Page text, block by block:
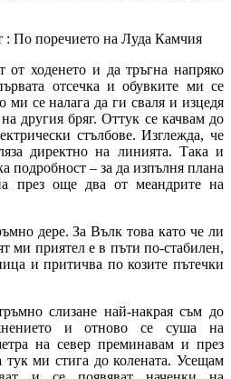
от ходенето и да тръгна напряко
отсечка и обувките ми се
ми се налага да ги сваля и изцедя
другия бряг. Оттук се качвам до
стълбове. Изглежда, че
директно на линията. Така и
подробност – за да изпълня плана
през още два от меандрите на
дере. За Вълк това като че ли
ми приятел е в пъти по-стабилен,
и притичва по козите пътечки
слизане най-накрая съм до
и отново се суша на
на север преминавам и през
тук ми стига до колената. Усещам